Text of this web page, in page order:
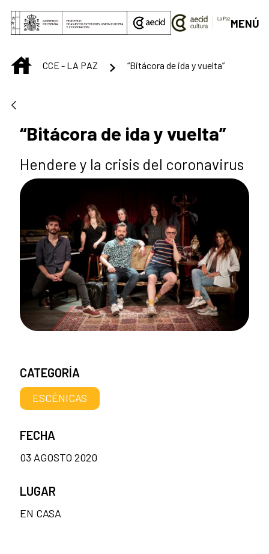
Saltar al contenido principal
MENÚ
INICIOCCE - LA PAZ “Bitácora de ida y vuelta”
“Bitácora de ida y vuelta”
Hendere y la crisis del coronavirus
CATEGORÍA
ESCÉNICAS
FECHA
03 AGOSTO 2020
LUGAR
EN CASA